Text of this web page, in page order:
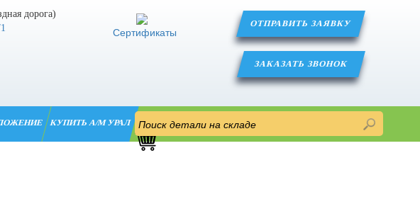
дорога)
Сертификаты
ОТПРАВИТЬ ЗАЯВКУ
ЗАКАЗАТЬ ЗВОНОК
КУПИТЬ А/М УРАЛ